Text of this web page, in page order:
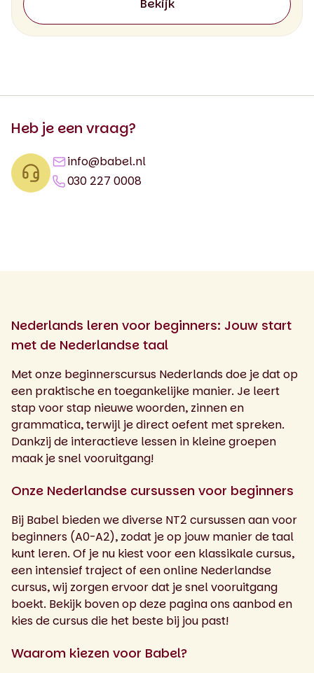
Bekijk
Heb je een vraag?
info@babel.nl
030 227 0008
Nederlands leren voor beginners: Jouw start
met de Nederlandse taal
Met onze beginnerscursus Nederlands doe je dat op
een praktische en toegankelijke manier. Je leert
stap voor stap nieuwe woorden, zinnen en
grammatica, terwijl je direct oefent met spreken.
Dankzij de interactieve lessen in kleine groepen
maak je snel vooruitgang!
Onze Nederlandse cursussen voor beginners
Bij Babel bieden we diverse NT2 cursussen aan voor
beginners (A0-A2), zodat je op jouw manier de taal
kunt leren. Of je nu kiest voor een klassikale cursus,
een intensief traject of een online Nederlandse
cursus, wij zorgen ervoor dat je snel vooruitgang
boekt. Bekijk boven op deze pagina ons aanbod en
kies de cursus die het beste bij jou past!
Waarom kiezen voor Babel?